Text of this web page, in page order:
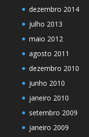
dezembro 2014
julho 2013
maio 2012
agosto 2011
dezembro 2010
junho 2010
janeiro 2010
setembro 2009
janeiro 2009